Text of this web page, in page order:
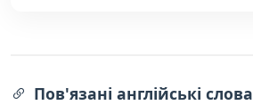
Пов'язані англійські слова